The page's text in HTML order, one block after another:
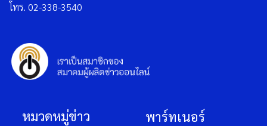
โทร. 02-338-3540
หมวดหมู่ข่าว พาร์ทเนอร์